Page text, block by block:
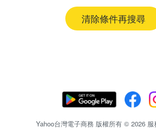
清除條件再搜尋
Yahoo台灣電子商務 版權所有 © 2026 服